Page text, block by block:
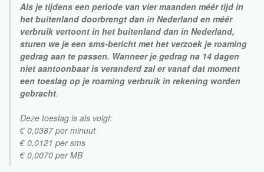
Als je tijdens een periode van vier maanden méér tijd in
het buitenland doorbrengt dan in Nederland en méér
verbruik vertoont in het buitenland dan in Nederland,
sturen we je een sms-bericht met het verzoek je roaming
gedrag aan te passen. Wanneer je gedrag na 14 dagen
niet aantoonbaar is veranderd zal er vanaf dat moment
een toeslag op je roaming verbruik in rekening worden
gebracht.
Deze toeslag is als volgt:
€ 0,0387 per minuut
€ 0,0121 per sms
€ 0,0070 per MB